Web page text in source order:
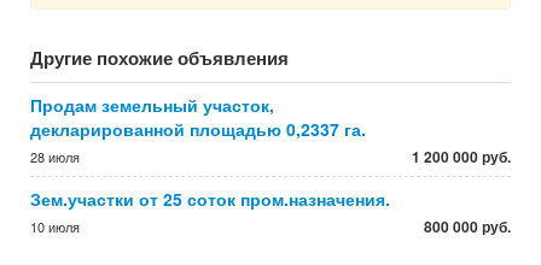
Другие похожие объявления
Продам земельный участок,
декларированной площадью 0,2337 га.
28 июля 1 200 000 руб.
Зем.участки от 25 соток пром.назначения.
10 июля 800 000 руб.